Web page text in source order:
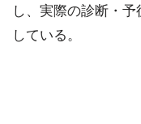
し、実際の診断・
している。